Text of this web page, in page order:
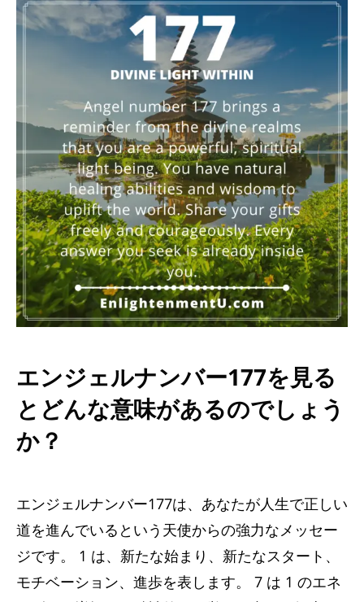
エンジェルナンバー177を見る
とどんな意味があるのでしょう
か？
エンジェルナンバー177は、あなたが人生で正しい
道を進んでいるという天使からの強力なメッセー
ジです。 1 は、新たな始まり、新たなスタート、
モチベーション、進歩を表します。 7 は 1 のエネ